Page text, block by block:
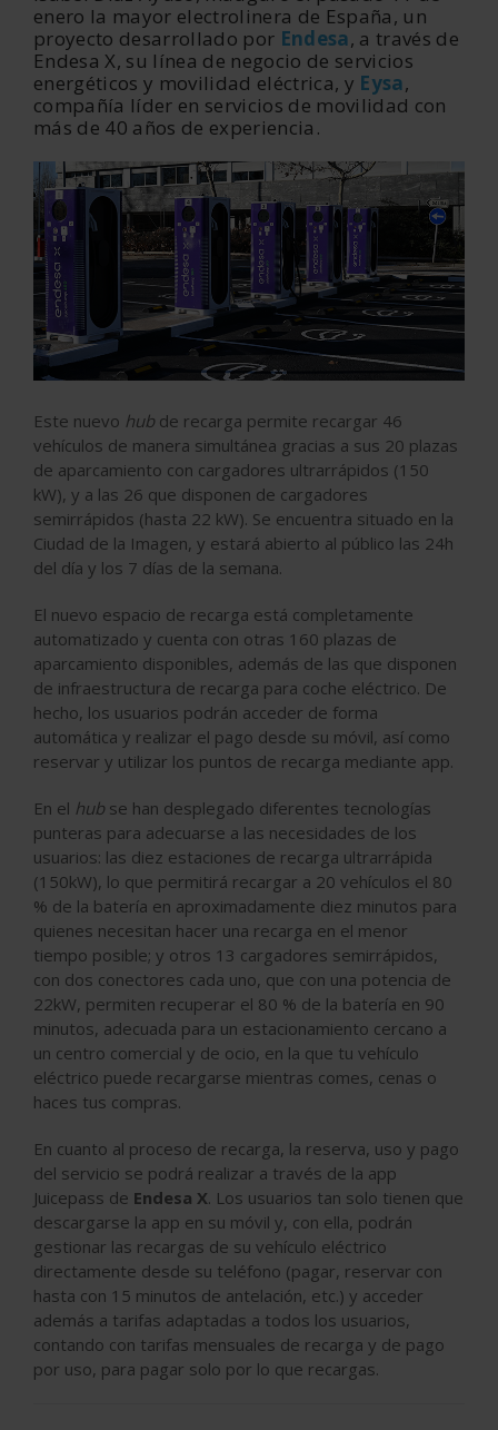
enero la mayor electrolinera de España, un
proyecto desarrollado por Endesa, a través de
Endesa X, su línea de negocio de servicios
energéticos y movilidad eléctrica, y Eysa,
compañía líder en servicios de movilidad con
más de 40 años de experiencia.
Este nuevo hub de recarga permite recargar 46
vehículos de manera simultánea gracias a sus 20 plazas
de aparcamiento con cargadores ultrarrápidos (150
kW), y a las 26 que disponen de cargadores
semirrápidos (hasta 22 kW). Se encuentra situado en la
Ciudad de la Imagen, y estará abierto al público las 24h
del día y los 7 días de la semana.
El nuevo espacio de recarga está completamente
automatizado y cuenta con otras 160 plazas de
aparcamiento disponibles, además de las que disponen
de infraestructura de recarga para coche eléctrico. De
hecho, los usuarios podrán acceder de forma
automática y realizar el pago desde su móvil, así como
reservar y utilizar los puntos de recarga mediante app.
En el hub se han desplegado diferentes tecnologías
punteras para adecuarse a las necesidades de los
usuarios: las diez estaciones de recarga ultrarrápida
(150kW), lo que permitirá recargar a 20 vehículos el 80
% de la batería en aproximadamente diez minutos para
quienes necesitan hacer una recarga en el menor
tiempo posible; y otros 13 cargadores semirrápidos,
con dos conectores cada uno, que con una potencia de
22kW, permiten recuperar el 80 % de la batería en 90
minutos, adecuada para un estacionamiento cercano a
un centro comercial y de ocio, en la que tu vehículo
eléctrico puede recargarse mientras comes, cenas o
haces tus compras.
En cuanto al proceso de recarga, la reserva, uso y pago
del servicio se podrá realizar a través de la app
Juicepass de Endesa X. Los usuarios tan solo tienen que
descargarse la app en su móvil y, con ella, podrán
gestionar las recargas de su vehículo eléctrico
directamente desde su teléfono (pagar, reservar con
hasta con 15 minutos de antelación, etc.) y acceder
además a tarifas adaptadas a todos los usuarios,
contando con tarifas mensuales de recarga y de pago
por uso, para pagar solo por lo que recargas.